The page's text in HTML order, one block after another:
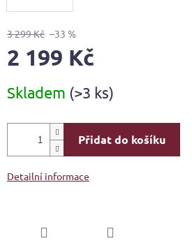
3 299 Kč –33 %
2 199 Kč
cena:
Skladem (>3 ks)
Přidat do košíku
Detailní informace